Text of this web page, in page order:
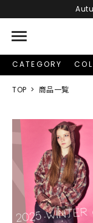
LINE友だち追
menu
CATEGORY
TOP 商品一覧